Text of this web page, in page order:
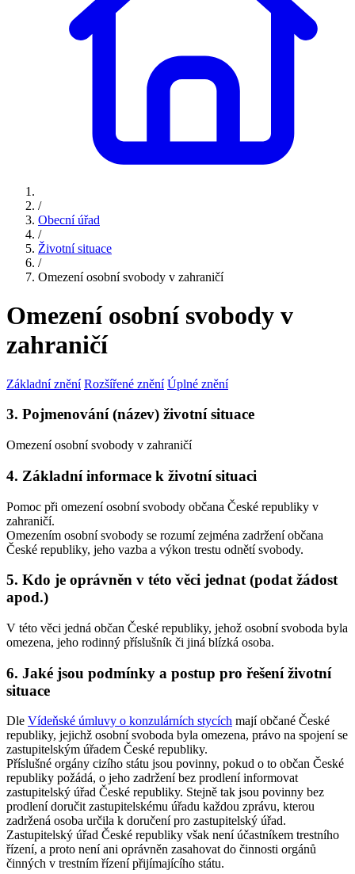
/
Obecní úřad
/
Životní situace
/
Omezení osobní svobody v zahraničí
Omezení osobní svobody v
zahraničí
Základní znění Rozšířené znění Úplné znění
3. Pojmenování (název) životní situace
Omezení osobní svobody v zahraničí
4. Základní informace k životní situaci
Pomoc při omezení osobní svobody občana České republiky v
zahraničí.
Omezením osobní svobody se rozumí zejména zadržení občana
České republiky, jeho vazba a výkon trestu odnětí svobody.
5. Kdo je oprávněn v této věci jednat (podat žádost
apod.)
V této věci jedná občan České republiky, jehož osobní svoboda byla
omezena, jeho rodinný příslušník či jiná blízká osoba.
6. Jaké jsou podmínky a postup pro řešení životní
situace
Dle Vídeňské úmluvy o konzulárních stycích mají občané České
republiky, jejichž osobní svoboda byla omezena, právo na spojení se
zastupitelským úřadem České republiky.
Příslušné orgány cizího státu jsou povinny, pokud o to občan České
republiky požádá, o jeho zadržení bez prodlení informovat
zastupitelský úřad České republiky. Stejně tak jsou povinny bez
prodlení doručit zastupitelskému úřadu každou zprávu, kterou
zadržená osoba určila k doručení pro zastupitelský úřad.
Zastupitelský úřad České republiky však není účastníkem trestního
řízení, a proto není ani oprávněn zasahovat do činnosti orgánů
činných v trestním řízení přijímajícího státu.